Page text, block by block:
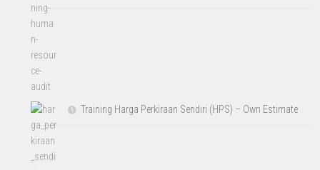
Training Harga Perkiraan Sendiri (HPS) – Own Estimate